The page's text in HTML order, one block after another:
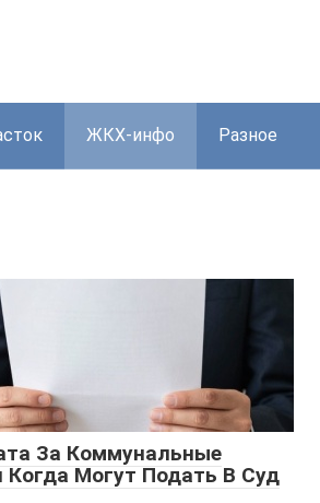
ЖКХ-инфо Разное
За Коммунальные
Когда Могут Подать В Суд